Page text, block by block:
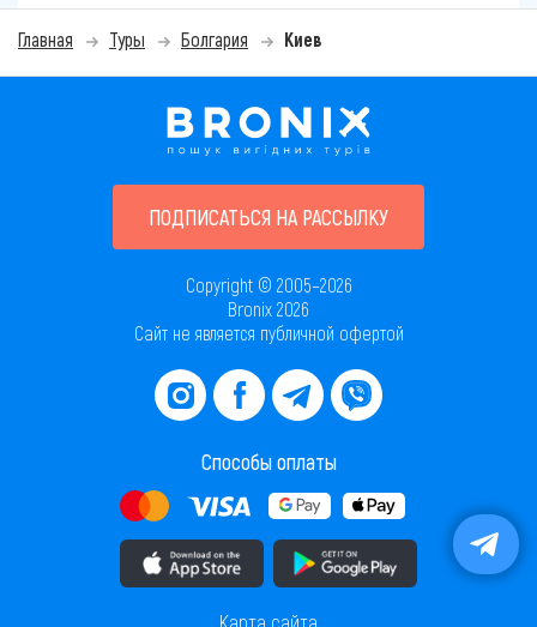
Главная Туры Болгария Киев
ПОДПИСАТЬСЯ НА РАССЫЛКУ
Copyright © 2005–2026
Bronix 2026
Сайт не является публичной офертой
Способы оплаты
Скачать приложение в AppStore Скачать приложение в PlayMarket